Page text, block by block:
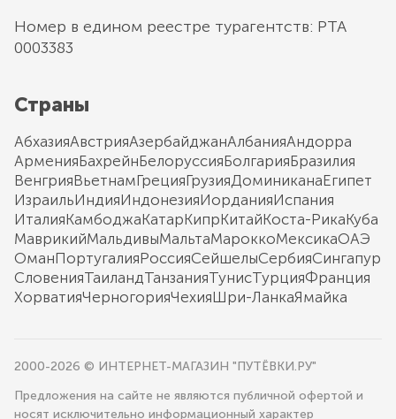
Номер в едином реестре турагентств: РТА
0003383
Страны
АбхазияАвстрияАзербайджанАлбанияАндорра
АрменияБахрейнБелоруссияБолгарияБразилия
ВенгрияВьетнамГрецияГрузияДоминиканаЕгипет
ИзраильИндияИндонезияИорданияИспания
ИталияКамбоджаКатарКипрКитайКоста-РикаКуба
МаврикийМальдивыМальтаМароккоМексикаОАЭ
ОманПортугалияРоссияСейшелыСербияСингапур
СловенияТаиландТанзанияТунисТурцияФранция
ХорватияЧерногорияЧехияШри-ЛанкаЯмайка
2000-2026 © ИНТЕРНЕТ-МАГАЗИН "ПУТЁВКИ.РУ"
Предложения на сайте не являются публичной офертой и
носят исключительно информационный характер